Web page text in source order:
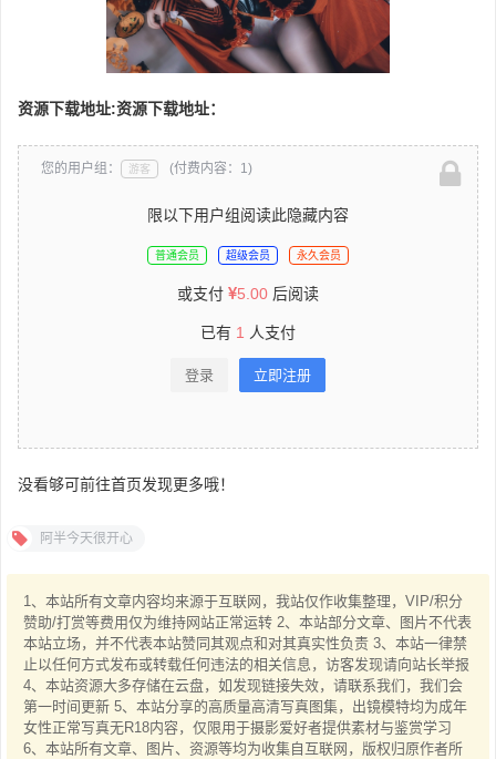
资源下载地址:资源下载地址：
您的用户组： 游客 (付费内容：1)
限以下用户组阅读此隐藏内容
普通会员 超级会员 永久会员
或支付 5.00 后阅读
已有 1 人支付
登录 立即注册
没看够可前往首页发现更多哦！
阿半今天很开心
1、本站所有文章内容均来源于互联网，我站仅作收集整理，VIP/积分
赞助/打赏等费用仅为维持网站正常运转 2、本站部分文章、图片不代表
本站立场，并不代表本站赞同其观点和对其真实性负责 3、本站一律禁
止以任何方式发布或转载任何违法的相关信息，访客发现请向站长举报
4、本站资源大多存储在云盘，如发现链接失效，请联系我们，我们会
第一时间更新 5、本站分享的高质量高清写真图集，出镜模特均为成年
女性正常写真无R18内容，仅限用于摄影爱好者提供素材与鉴赏学习
6、本站所有文章、图片、资源等均为收集自互联网，版权归原作者所